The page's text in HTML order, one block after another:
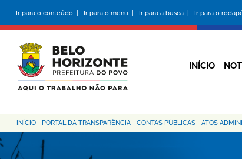
conteúdo
principal
Ir para o conteúdo | Ir para o menu | Ir para a busca | Ir para o
INÍCIO
Trilha
de
INÍCIO - PORTAL DA TRANSPARÊNCIA - CONTAS PÚBLICAS - ATOS